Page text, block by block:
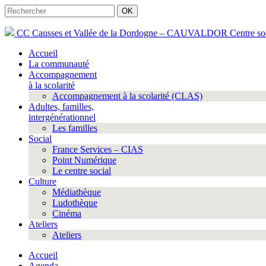
Rechercher
Rechercher
CC Causses et Vallée de la Dordogne – CAUVALDOR Centre
Accueil
La communauté
Accompagnement
à la scolarité
Accompagnement à la scolarité (CLAS)
Adultes, familles,
intergénérationnel
Les familles
Social
France Services – CIAS
Point Numérique
Le centre social
Culture
Médiathèque
Ludothèque
Cinéma
Ateliers
Ateliers
Accueil